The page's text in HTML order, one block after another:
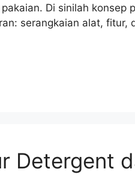
Di sinilah konsep
serangkaian alat, fitur,
Detergent